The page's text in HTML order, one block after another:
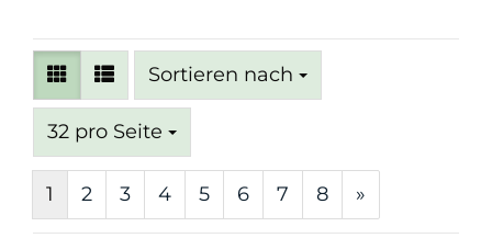
Sortieren nach
Sortieren nach
32 pro Seite
pro Seite
1 2 3 4 5 6 7 8 »